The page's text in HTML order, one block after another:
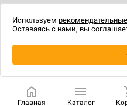
технологии.
Главная Каталог
Используем
Оставаясь с нами, вы